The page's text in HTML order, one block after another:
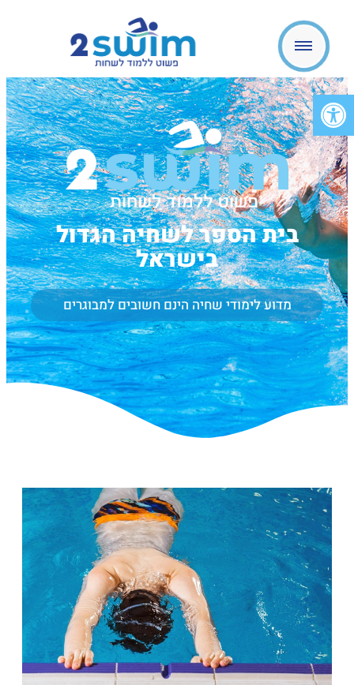
פתח סרגל נגישות
בית הספר לשחיה הגדול
בישראל
מדוע לימודי שחיה הינם חשובים למבוגרים